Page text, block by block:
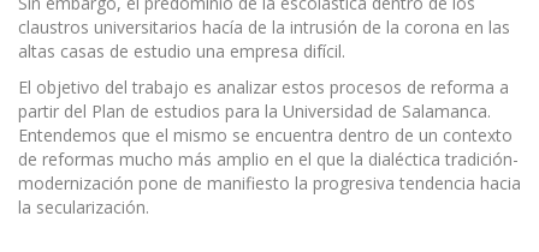
claustros universitarios hacía de la intrusión de la corona en las
altas casas de estudio una empresa difícil.
El objetivo del trabajo es analizar estos procesos de reforma a
partir del Plan de estudios para la Universidad de Salamanca.
Entendemos que el mismo se encuentra dentro de un contexto
de reformas mucho más amplio en el que la dialéctica tradición-
modernización pone de manifiesto la progresiva tendencia hacia
la secularización.